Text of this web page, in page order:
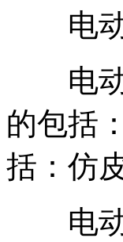
电动
电动
的包括
括：仿
电动